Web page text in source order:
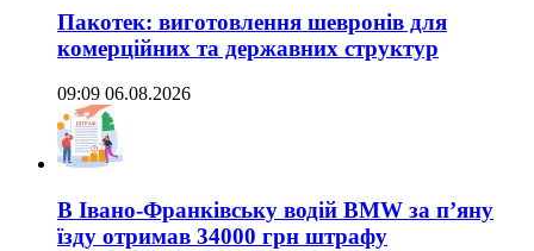
Пакотек: виготовлення шевронів для
комерційних та державних структур
09:09 06.08.2026
В Івано-Франківську водій BMW за п’яну
їзду отримав 34000 грн штрафу